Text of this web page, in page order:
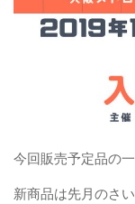
今回販売予定品の
新商品は先月のさ